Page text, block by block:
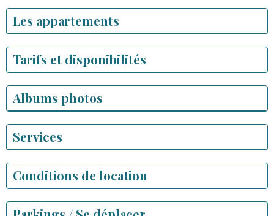
Les appartements
Tarifs et disponibilités
Albums photos
Services
Conditions de location